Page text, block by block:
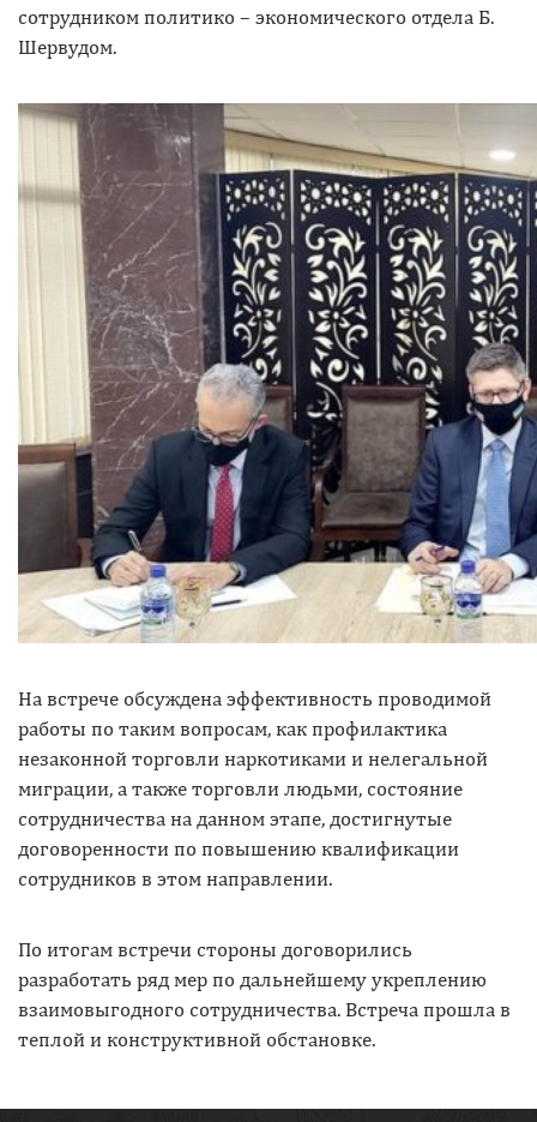
сотрудником политико – экономического отдела Б.
Шервудом.
На встрече обсуждена эффективность проводимой
работы по таким вопросам, как профилактика
незаконной торговли наркотиками и нелегальной
миграции, а также торговли людьми, состояние
сотрудничества на данном этапе, достигнутые
договоренности по повышению квалификации
сотрудников в этом направлении.
По итогам встречи стороны договорились
разработать ряд мер по дальнейшему укреплению
взаимовыгодного сотрудничества. Встреча прошла в
теплой и конструктивной обстановке.